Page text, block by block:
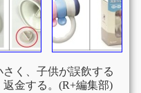
く、子供が誤飲する
金する。(R+編集部)